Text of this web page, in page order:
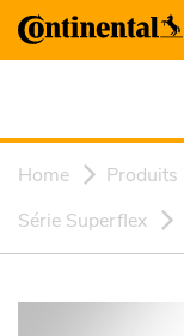
Home Produits
Série Superflex